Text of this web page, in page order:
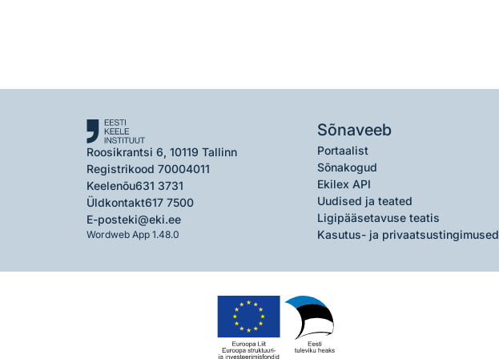
Roosikrantsi 6, 10119 Tallinn
Registrikood 70004011
Keelenõu631 3731
Üldkontakt617 7500
E-posteki@eki.ee
Wordweb App 1.48.0
Sõnaveeb
Portaalist
Sõnakogud
Ekilex API
Uudised ja teated
Ligipääsetavuse teatis
Kasutus- ja privaatsustingimused